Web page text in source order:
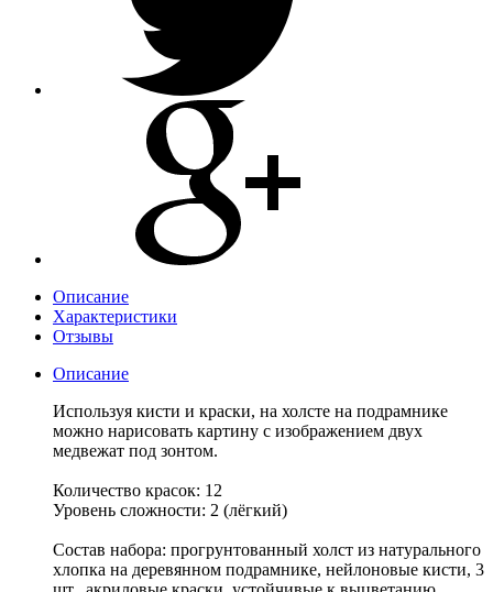
Описание
Характеристики
Отзывы
Описание
Используя кисти и краски, на холсте на подрамнике
можно нарисовать картину с изображением двух
медвежат под зонтом.
Количество красок: 12
Уровень сложности: 2 (лёгкий)
Состав набора: прогрунтованный холст из натурального
хлопка на деревянном подрамнике, нейлоновые кисти, 3